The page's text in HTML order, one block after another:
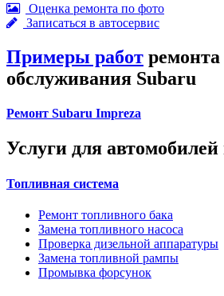
Оценка ремонта по фото
Записаться в автосервис
Примеры работ
обслуживания Subaru
Ремонт Subaru Impreza
Услуги для
Топливная система
Ремонт топливного бака
Замена топливного насоса
Проверка дизельной аппаратуры
Замена топливной рампы
Промывка форсунок